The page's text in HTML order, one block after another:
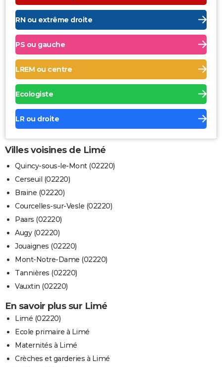
RN ou extrême droite
PS ou gauche
LREM ou centre
Ecologiste
LR ou droite
Villes voisines de Limé
Quincy-sous-le-Mont (02220)
Cerseuil (02220)
Braine (02220)
Courcelles-sur-Vesle (02220)
Paars (02220)
Augy (02220)
Jouaignes (02220)
Mont-Notre-Dame (02220)
Tannières (02220)
Vauxtin (02220)
En savoir plus sur Limé
Limé (02220)
Ecole primaire à Limé
Maternités à Limé
Crèches et garderies à Limé